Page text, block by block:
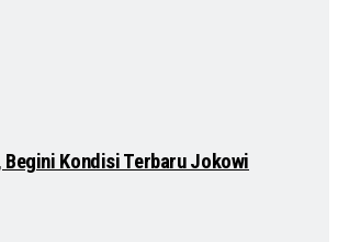
Begini Kondisi Terbaru Jokowi